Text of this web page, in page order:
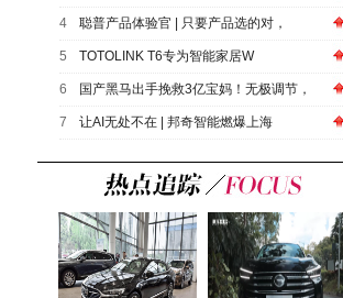
4 聪普产品体验官 | 只要产品选的对，
5 TOTOLINK T6专为智能家居W
6 国产黑马出手挽救3亿宝妈！无极调节，
7 让AI无处不在 | 邦奇智能燃爆上海